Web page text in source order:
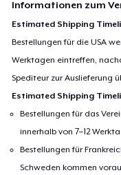
Informationen zum
Estimated Shipping
Bestellungen für die USA
Werktagen eintreffen,
Spediteur zur Auslieferung
Estimated Shipping
Bestellungen für das
innerhalb von 7–12
Bestellungen für
Schweden kommen